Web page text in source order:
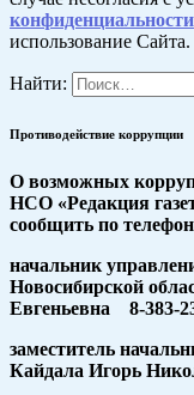
конфиденциальности
использование Сайта.
Найти:
Противодействие коррупции
О возможных
НСО «Редакция
сообщить по
начальник
Новосибирской
Евгеньевна 8-383-
заместитель
Кайдала Игорь